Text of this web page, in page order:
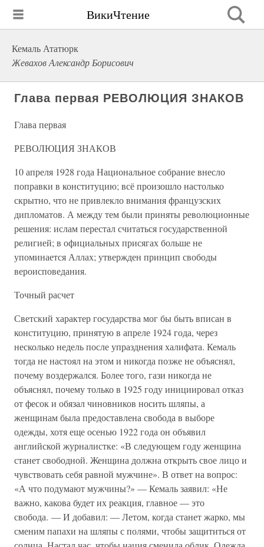
ВикиЧтение
Кемаль Ататюрк
Жевахов Александр Борисович
Глава первая РЕВОЛЮЦИЯ ЗНАКОВ
Глава первая
РЕВОЛЮЦИЯ ЗНАКОВ
10 апреля 1928 года Национальное собрание внесло
поправки в конституцию; всё произошло настолько
скрытно, что не привлекло внимания французских
дипломатов. А между тем были приняты революционные
решения: ислам перестал считаться государственной
религией; в официальных присягах больше не
упоминается Аллах; утвержден принцип свободы
вероисповедания.
Точный расчет
Светский характер государства мог бы быть вписан в
конституцию, принятую в апреле 1924 года, через
несколько недель после упразднения халифата. Кемаль
тогда не настоял на этом и никогда позже не объяснял,
почему воздержался. Более того, гази никогда не
объяснял, почему только в 1925 году инициировал отказ
от фесок и обязал чиновников носить шляпы, а
женщинам была предоставлена свобода в выборе
одежды, хотя еще осенью 1922 года он объявил
английской журналистке: «В следующем году женщина
станет свободной. Женщина должна открыть свое лицо и
чувствовать себя равной мужчине». В ответ на вопрос:
«А что подумают мужчины?» — Кемаль заявил: «Не
важно, какова будет их реакция, главное — это
свобода. — И добавил: — Летом, когда станет жарко, мы
сменим папахи на шляпы с полями, чтобы защититься от